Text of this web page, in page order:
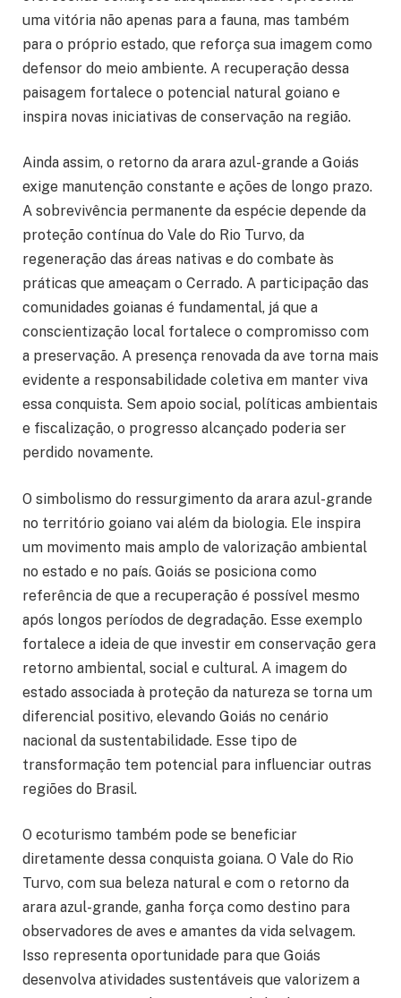
uma vitória não apenas para a fauna, mas também
para o próprio estado, que reforça sua imagem como
defensor do meio ambiente. A recuperação dessa
paisagem fortalece o potencial natural goiano e
inspira novas iniciativas de conservação na região.
Ainda assim, o retorno da arara azul-grande a Goiás
exige manutenção constante e ações de longo prazo.
A sobrevivência permanente da espécie depende da
proteção contínua do Vale do Rio Turvo, da
regeneração das áreas nativas e do combate às
práticas que ameaçam o Cerrado. A participação das
comunidades goianas é fundamental, já que a
conscientização local fortalece o compromisso com
a preservação. A presença renovada da ave torna mais
evidente a responsabilidade coletiva em manter viva
essa conquista. Sem apoio social, políticas ambientais
e fiscalização, o progresso alcançado poderia ser
perdido novamente.
O simbolismo do ressurgimento da arara azul-grande
no território goiano vai além da biologia. Ele inspira
um movimento mais amplo de valorização ambiental
no estado e no país. Goiás se posiciona como
referência de que a recuperação é possível mesmo
após longos períodos de degradação. Esse exemplo
fortalece a ideia de que investir em conservação gera
retorno ambiental, social e cultural. A imagem do
estado associada à proteção da natureza se torna um
diferencial positivo, elevando Goiás no cenário
nacional da sustentabilidade. Esse tipo de
transformação tem potencial para influenciar outras
regiões do Brasil.
O ecoturismo também pode se beneficiar
diretamente dessa conquista goiana. O Vale do Rio
Turvo, com sua beleza natural e com o retorno da
arara azul-grande, ganha força como destino para
observadores de aves e amantes da vida selvagem.
Isso representa oportunidade para que Goiás
desenvolva atividades sustentáveis que valorizem a